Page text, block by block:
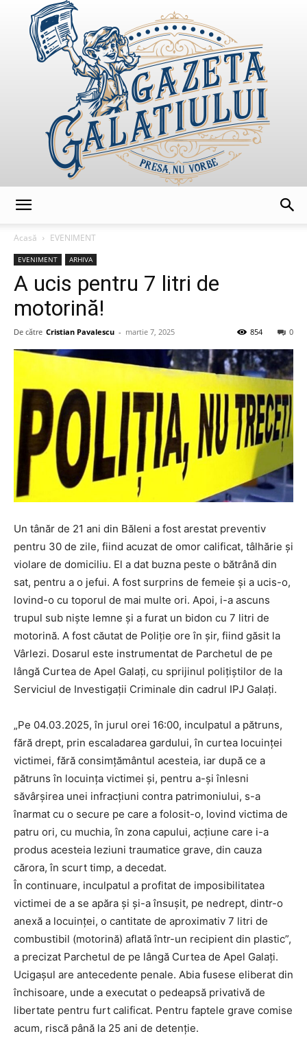
Acasă
EVENIMENT
EVENIMENT ARHIVA
A ucis pentru 7 litri de
motorină!
De către Cristian Pavalescu - martie 7, 2025 0
854
Un tânăr de 21 ani din Băleni a fost arestat preventiv
pentru 30 de zile, fiind acuzat de omor calificat, tâlhărie și
violare de domiciliu. El a dat buzna peste o bătrână din
sat, pentru a o jefui. A fost surprins de femeie și a ucis-o,
lovind-o cu toporul de mai multe ori. Apoi, i-a ascuns
trupul sub niște lemne și a furat un bidon cu 7 litri de
motorină. A fost căutat de Poliție ore în șir, fiind găsit la
Vârlezi. Dosarul este instrumentat de Parchetul de pe
lângă Curtea de Apel Galați, cu sprijinul polițiștilor de la
Serviciul de Investigații Criminale din cadrul IPJ Galați.
„Pe 04.03.2025, în jurul orei 16:00, inculpatul a pătruns,
fără drept, prin escaladarea gardului, în curtea locuinţei
victimei, fără consimțământul acesteia, iar după ce a
pătruns în locuinţa victimei și, pentru a-şi înlesni
săvârşirea unei infracţiuni contra patrimoniului, s-a
înarmat cu o secure pe care a folosit-o, lovind victima de
patru ori, cu muchia, în zona capului, acţiune care i-a
produs acesteia leziuni traumatice grave, din cauza
cărora, în scurt timp, a decedat.
În continuare, inculpatul a profitat de imposibilitatea
victimei de a se apăra și şi-a însuşit, pe nedrept, dintr-o
anexă a locuinţei, o cantitate de aproximativ 7 litri de
combustibil (motorină) aflată într-un recipient din plastic”,
a precizat Parchetul de pe lângă Curtea de Apel Galaţi.
Ucigașul are antecedente penale. Abia fusese eliberat din
închisoare, unde a executat o pedeapsă privativă de
libertate pentru furt calificat. Pentru faptele grave comise
acum, riscă până la 25 ani de detenție.